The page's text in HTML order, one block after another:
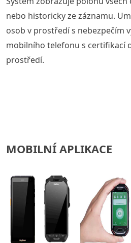
nebo historicky ze záznamu.
osob v prostředí s nebezpečím
mobilního telefonu s certifikací
prostředí.
MOBILNÍ APLIKACE